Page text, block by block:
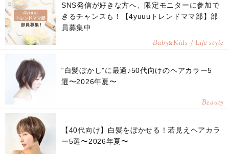
SNS発信が好きな方へ、限定モニターに参加で
きるチャンスも！【4yuuuトレンドママ部】部
員募集中
Baby&Kids / Life style
“白髪ぼかし”に最適♪50代向けのヘアカラー5
選〜2026年夏〜
Beauty
【40代向け】白髪をぼかせる！若見えヘアカラ
ー5選〜2026年夏〜